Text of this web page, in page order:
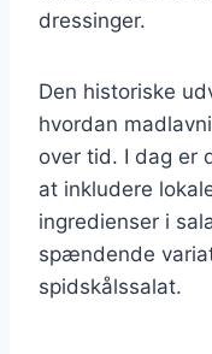
dressinger.
Den historiske
hvordan
over tid. I dag er
at inkludere
ingredienser i
spændende
spidskålssalat.